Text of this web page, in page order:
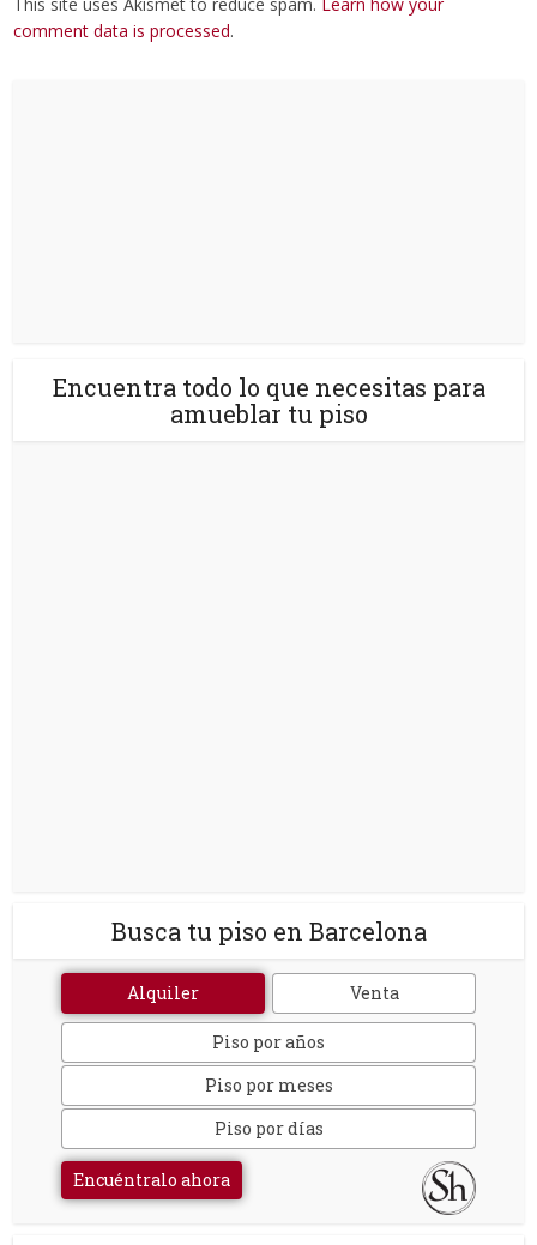
comment data is processed.
Encuentra todo lo que necesitas para
amueblar tu piso
Busca tu piso en Barcelona
Alquiler Venta
Piso por años
Piso por meses
Piso por días
Encuéntralo ahora